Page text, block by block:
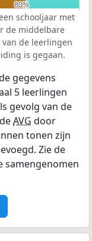
80%
80%
schooljaar met
de middelbare
de leerlingen
is gegaan.
gegevens
5 leerlingen
gevolg van de
AVG door
tonen zijn
Zie de
samengenomen